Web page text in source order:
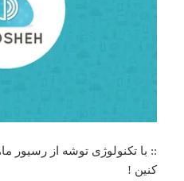
:: با تکنولوژی توشه از رسیور
کنین !